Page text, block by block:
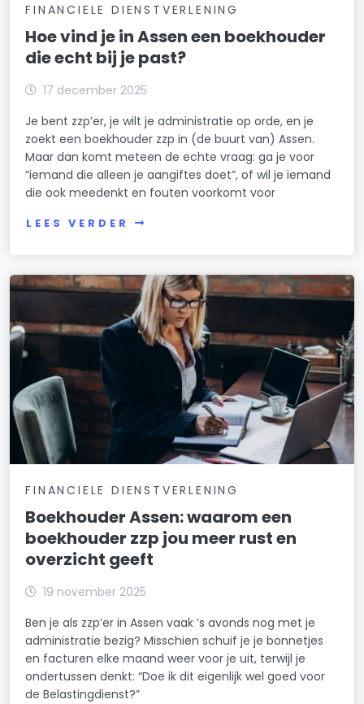
FINANCIELE DIENSTVERLENING
Hoe vind je in Assen een boekhouder
die echt bij je past?
17 december 2025
Je bent zzp’er, je wilt je administratie op orde, en je
zoekt een boekhouder zzp in (de buurt van) Assen.
Maar dan komt meteen de echte vraag: ga je voor
“iemand die alleen je aangiftes doet”, of wil je iemand
die ook meedenkt en fouten voorkomt voor
LEES VERDER
FINANCIELE DIENSTVERLENING
Boekhouder Assen: waarom een
boekhouder zzp jou meer rust en
overzicht geeft
19 november 2025
Ben je als zzp’er in Assen vaak ’s avonds nog met je
administratie bezig? Misschien schuif je je bonnetjes
en facturen elke maand weer voor je uit, terwijl je
ondertussen denkt: “Doe ik dit eigenlijk wel goed voor
de Belastingdienst?”